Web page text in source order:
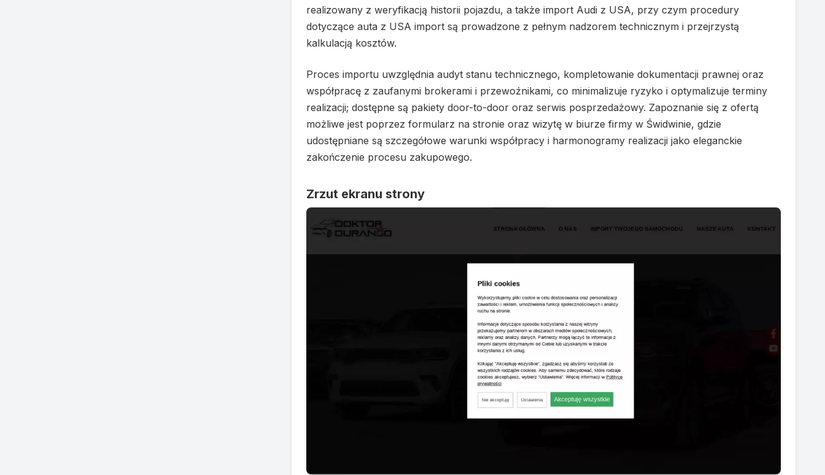
realizowany z weryfikacją historii pojazdu, a także import Audi z USA, przy czym procedury
dotyczące auta z USA import są prowadzone z pełnym nadzorem technicznym i przejrzystą
kalkulacją kosztów.
Proces importu uwzględnia audyt stanu technicznego, kompletowanie dokumentacji prawnej oraz
współpracę z zaufanymi brokerami i przewoźnikami, co minimalizuje ryzyko i optymalizuje terminy
realizacji; dostępne są pakiety door-to-door oraz serwis posprzedażowy. Zapoznanie się z ofertą
możliwe jest poprzez formularz na stronie oraz wizytę w biurze firmy w Świdwinie, gdzie
udostępniane są szczegółowe warunki współpracy i harmonogramy realizacji jako eleganckie
zakończenie procesu zakupowego.
Zrzut ekranu strony